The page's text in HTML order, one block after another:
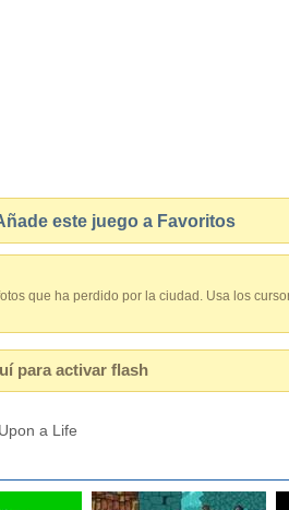
este juego a Favoritos
que ha perdido por la ciudad. Usa los
para activar flash
a Life